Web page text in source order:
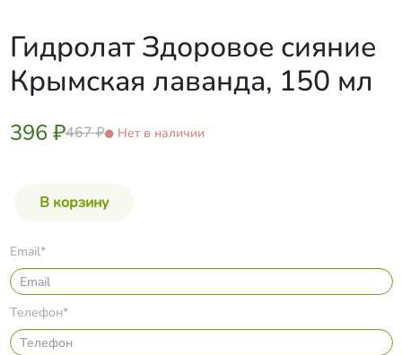
Гидролат Здоровое сияние
Крымская лаванда, 150 мл
396 ₽467 ₽ Нет в наличии
Email*
Телефон*